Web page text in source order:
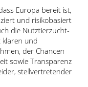
Europa bereit ist,
und risikobasiert
die Nutztierzucht-
klaren und
der Chancen
sowie Transparenz
stellvertretender